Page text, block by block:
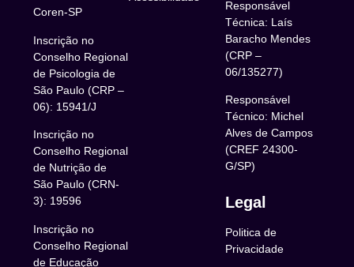
Coren-SP
Inscrição no
Conselho Regional
de Psicologia de
São Paulo (CRP –
06): 15941/J
Inscrição no
Conselho Regional
de Nutrição de
São Paulo (CRN-
3): 19596
Inscrição no
Conselho Regional
de Educação
Responsável
Técnica: Laís
Baracho Mendes
(CRP –
06/135277)
Responsável
Técnico: Michel
Alves de Campos
(CREF 24300-
G/SP)
Legal
Politica de
Privacidade